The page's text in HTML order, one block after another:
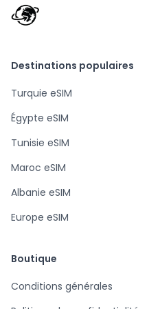
Destinations populaires
Turquie eSIM
Égypte eSIM
Tunisie eSIM
Maroc eSIM
Albanie eSIM
Europe eSIM
Boutique
Conditions générales